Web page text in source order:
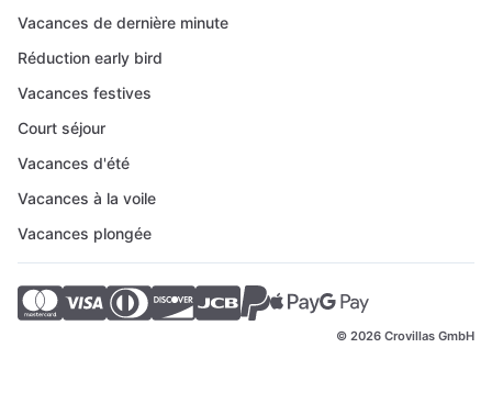
Vacances de dernière minute
Réduction early bird
Vacances festives
Court séjour
Vacances d'été
Vacances à la voile
Vacances plongée
© 2026 Crovillas GmbH